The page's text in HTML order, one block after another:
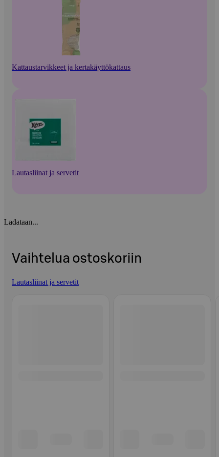
Kattaustarvikkeet ja kertakäyttökattaus
Lautasliinat ja servetit
Ladataan...
Vaihtelua ostoskoriin
Lautasliinat ja servetit